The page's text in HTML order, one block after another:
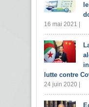
16 mai 2021 |
lutte contre
24 juin 2020 |